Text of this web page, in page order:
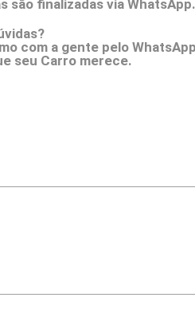
são finalizadas via WhatsApp.
com a gente pelo
seu Carro merece.